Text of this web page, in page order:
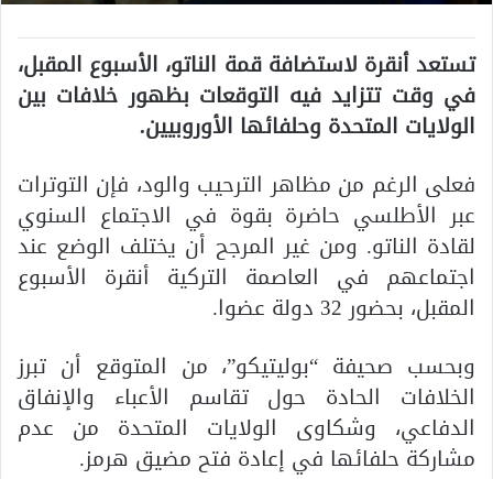
تستعد أنقرة لاستضافة قمة الناتو، الأسبوع المقبل،
في وقت تتزايد فيه التوقعات بظهور خلافات بين
الولايات المتحدة وحلفائها الأوروبيين.
فعلى الرغم من مظاهر الترحيب والود، فإن التوترات
عبر الأطلسي حاضرة بقوة في الاجتماع السنوي
لقادة الناتو. ومن غير المرجح أن يختلف الوضع عند
اجتماعهم في العاصمة التركية أنقرة الأسبوع
المقبل، بحضور 32 دولة عضوا.
وبحسب صحيفة “بوليتيكو”، من المتوقع أن تبرز
الخلافات الحادة حول تقاسم الأعباء والإنفاق
الدفاعي، وشكاوى الولايات المتحدة من عدم
مشاركة حلفائها في إعادة فتح مضيق هرمز.